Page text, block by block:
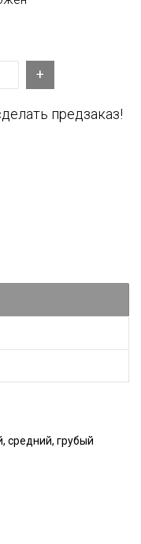
предзаказ!
средний, грубый